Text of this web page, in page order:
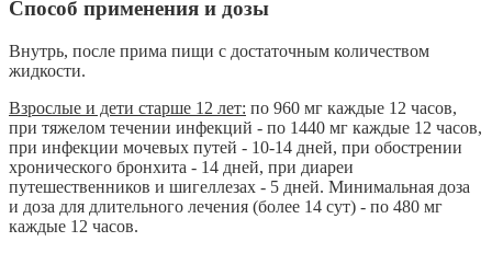
Способ применения и дозы
Внутрь, после прима пищи с достаточным количеством
жидкости.
Взрослые и дети старше 12 лет: по 960 мг каждые 12 часов,
при тяжелом течении инфекций - по 1440 мг каждые 12 часов,
при инфекции мочевых путей - 10-14 дней, при обострении
хронического бронхита - 14 дней, при диареи
путешественников и шигеллезах - 5 дней. Минимальная доза
и доза для длительного лечения (более 14 сут) - по 480 мг
каждые 12 часов.